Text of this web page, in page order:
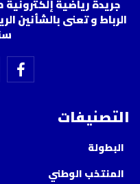
جريدة رياضية
الرباط و تعنى بالشأنين
التصنيفات
البطولة
المنتخب الوطني